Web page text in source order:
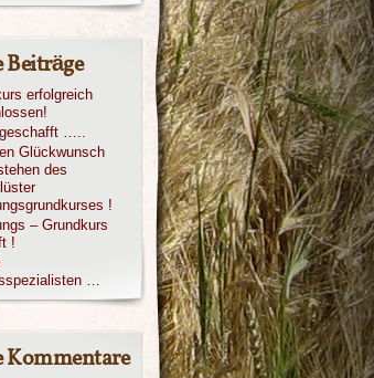
Beiträge
erfolgreich
…..
Glückwunsch
des
!
– Grundkurs
!
…
Kommentare